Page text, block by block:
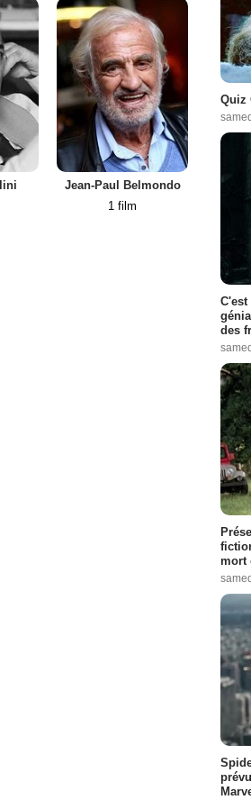
Jean-Paul Belmondo
1 film
Quiz
des
mort